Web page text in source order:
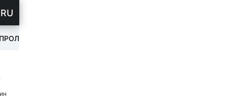
RU